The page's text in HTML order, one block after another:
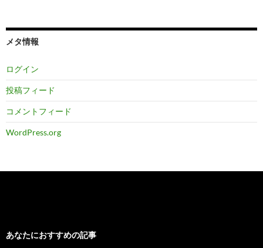
メタ情報
ログイン
投稿フィード
コメントフィード
WordPress.org
あなたにおすすめの記事